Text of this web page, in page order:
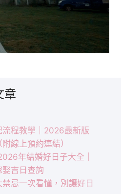
章
流程教學｜2026最新版
線上預約連結）
年結婚好日子大全｜
吉日查詢
忌一次看懂，別讓好日